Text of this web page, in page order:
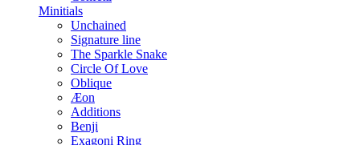
Minitials
Unchained
Signature line
The Sparkle Snake
Circle Of Love
Oblique
Æon
Additions
Benji
Exagoni Ring